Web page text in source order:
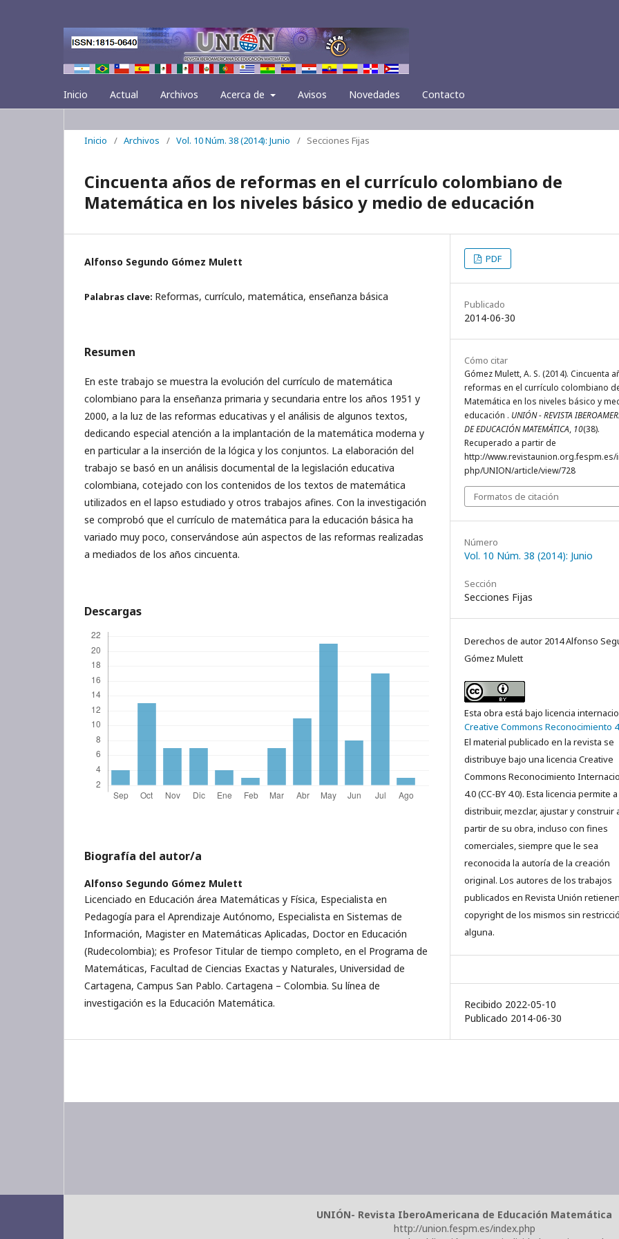
Inicio Actual Archivos Acerca de Avisos Novedades Contacto
Inicio / Archivos / Vol. 10 Núm. 38 (2014): Junio / Secciones Fijas
Cincuenta años de reformas en el currículo colombiano de
Matemática en los niveles básico y medio de educación
Alfonso Segundo Gómez Mulett
Palabras clave: Reformas, currículo, matemática, enseñanza básica
Resumen
En este trabajo se muestra la evolución del currículo de matemática
colombiano para la enseñanza primaria y secundaria entre los años 1951 y
2000, a la luz de las reformas educativas y el análisis de algunos textos,
dedicando especial atención a la implantación de la matemática moderna y
en particular a la inserción de la lógica y los conjuntos. La elaboración del
trabajo se basó en un análisis documental de la legislación educativa
colombiana, cotejado con los contenidos de los textos de matemática
utilizados en el lapso estudiado y otros trabajos afines. Con la investigación
se comprobó que el currículo de matemática para la educación básica ha
variado muy poco, conservándose aún aspectos de las reformas realizadas
a mediados de los años cincuenta.
Descargas
Biografía del autor/a
Alfonso Segundo Gómez Mulett
Licenciado en Educación área Matemáticas y Física, Especialista en
Pedagogía para el Aprendizaje Autónomo, Especialista en Sistemas de
Información, Magister en Matemáticas Aplicadas, Doctor en Educación
(Rudecolombia); es Profesor Titular de tiempo completo, en el Programa de
Matemáticas, Facultad de Ciencias Exactas y Naturales, Universidad de
Cartagena, Campus San Pablo. Cartagena – Colombia. Su línea de
investigación es la Educación Matemática.
PDF
Publicado
2014-06-30
Cómo citar
Gómez Mulett, A. S. (2014). Cincuenta
reformas en el currículo colombiano
Matemática en los niveles básico y
educación . UNIÓN - REVISTA
DE EDUCACIÓN MATEMÁTICA, 10(38).
Recuperado a partir de
http://www.revistaunion.org.fespm.es/
php/UNION/article/view/728
Formatos de citación
Número
Vol. 10 Núm. 38 (2014): Junio
Sección
Secciones Fijas
Derechos de autor 2014 Alfonso
Gómez Mulett
Esta obra está bajo licencia
Creative Commons Reconocimiento
El material publicado en la revista se
distribuye bajo una licencia Creative
Commons Reconocimiento
4.0 (CC-BY 4.0). Esta licencia permite
distribuir, mezclar, ajustar y construir
partir de su obra, incluso con fines
comerciales, siempre que le sea
reconocida la autoría de la creación
original. Los autores de los trabajos
publicados en Revista Unión
copyright de los mismos sin
alguna.
Recibido 2022-05-10
Publicado 2014-06-30
UNIÓN- Revista IberoAmericana de Educación Matemática
http://union.fespm.es/index.php